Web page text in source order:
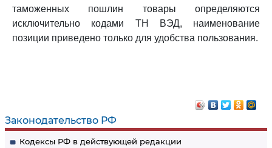
Законодательство РФ
Кодексы РФ в действующей редакции
таможенных пошлин товары определяются
исключительно кодами ТН ВЭД, наименование
позиции приведено только для удобства пользования.